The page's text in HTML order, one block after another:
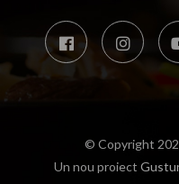
© Copyright
Un nou proiect